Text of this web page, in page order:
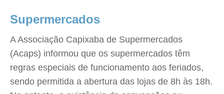
Supermercados
A Associação Capixaba de Supermercados
(Acaps) informou que os supermercados têm
regras especiais de funcionamento aos feriados,
sendo permitida a abertura das lojas de 8h às 18h.